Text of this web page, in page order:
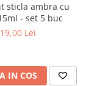
sticla ambra cu
- set 5 buc
19,00 Lei
IN COS